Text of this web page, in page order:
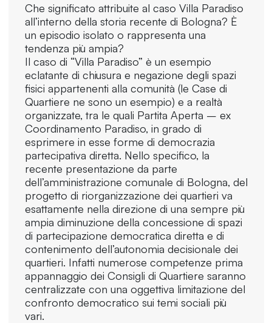
Che significato attribuite al caso Villa Paradiso
all’interno della storia recente di Bologna? È
un episodio isolato o rappresenta una
tendenza più ampia?
Il caso di “Villa Paradiso” è un esempio
eclatante di chiusura e negazione degli spazi
fisici appartenenti alla comunità (le Case di
Quartiere ne sono un esempio) e a realtà
organizzate, tra le quali Partita Aperta – ex
Coordinamento Paradiso, in grado di
esprimere in esse forme di democrazia
partecipativa diretta. Nello specifico, la
recente presentazione da parte
dell’amministrazione comunale di Bologna, del
progetto di riorganizzazione dei quartieri va
esattamente nella direzione di una sempre più
ampia diminuzione della concessione di spazi
di partecipazione democratica diretta e di
contenimento dell’autonomia decisionale dei
quartieri. Infatti numerose competenze prima
appannaggio dei Consigli di Quartiere saranno
centralizzate con una oggettiva limitazione del
confronto democratico sui temi sociali più
vari.